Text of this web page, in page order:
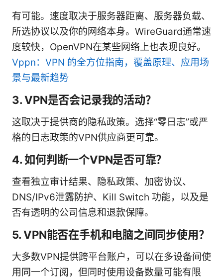
有可能。速度取决于服务器距离、服务器负载、
所选协议以及你的网络本身。WireGuard通常速
度较快，OpenVPN在某些网络上也表现良好。
Vppn：VPN 的全方位指南，覆盖原理、应用场
景与最新趋势
3. VPN是否会记录我的活动？
这取决于提供商的隐私政策。选择“零日志”或严
格的日志政策的VPN供应商更可靠。
4. 如何判断一个VPN是否可靠？
查看独立审计结果、隐私政策、加密协议、
DNS/IPv6泄露防护、Kill Switch 功能，以及是
否有透明的公司信息和退款保障。
5. VPN能否在手机和电脑之间同步使用？
大多数VPN提供跨平台账户，可以在多设备间使
用同一个订阅，但同时使用设备数量可能有限